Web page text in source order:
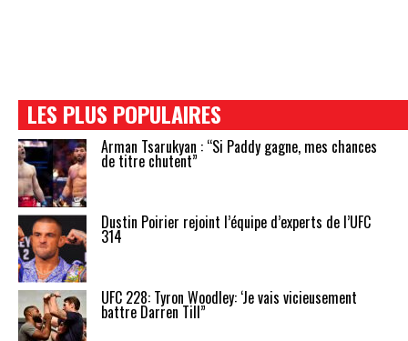
LES PLUS POPULAIRES
Arman Tsarukyan : “Si Paddy gagne, mes chances
de titre chutent”
Dustin Poirier rejoint l’équipe d’experts de l’UFC
314
UFC 228: Tyron Woodley: ‘Je vais vicieusement
battre Darren Till”